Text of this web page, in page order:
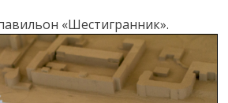
«Шестигранник».